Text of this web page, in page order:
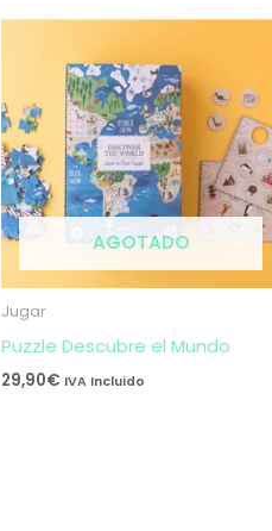
AGOTADO
Jugar
Puzzle Descubre el Mundo
29,90€ IVA Incluido